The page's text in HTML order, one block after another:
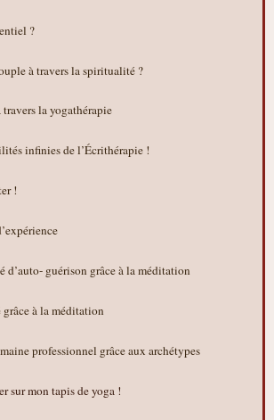
?
à travers la spiritualité ?
travers la yogathérapie
infinies de l’Écrithérapie !
!
d’auto- guérison grâce à la méditation
à la méditation
professionnel grâce aux archétypes
sur mon tapis de yoga !